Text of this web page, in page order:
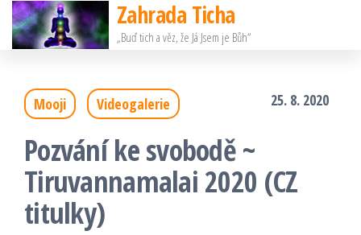
Přeskočit
na
Zahrada Ticha
„Buď tich a věz, že Já Jsem je Bůh“
Mooji Videogalerie 25. 8. 2020
Pozvání ke svobodě ~
Tiruvannamalai 2020 (CZ
titulky)